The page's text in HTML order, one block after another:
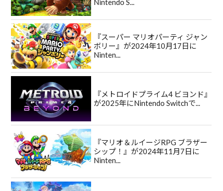
Nintendo S...
『スーパー マリオパーティ ジャン
ボリー』が2024年10月17日に
Ninten...
『メトロイドプライム4 ビヨンド』
が2025年にNintendo Switchで...
『マリオ＆ルイージRPG ブラザー
シップ！』が2024年11月7日に
Ninten...